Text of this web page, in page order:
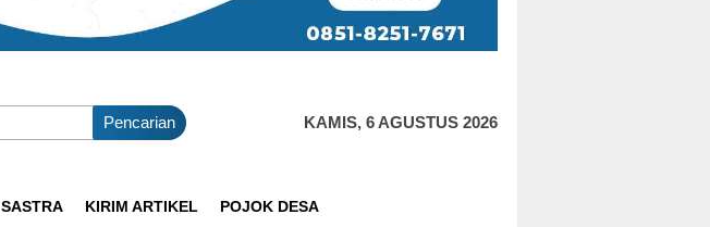
Pencarian KAMIS, 6 AGUSTUS 2026
SASTRA KIRIM ARTIKEL POJOK DESA